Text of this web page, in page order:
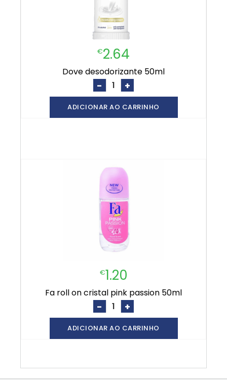
€2.64
dove desodorizante 50ml
- +
ADICIONAR AO CARRINHO
€1.20
fa roll on cristal pink passion 50ml
- +
ADICIONAR AO CARRINHO